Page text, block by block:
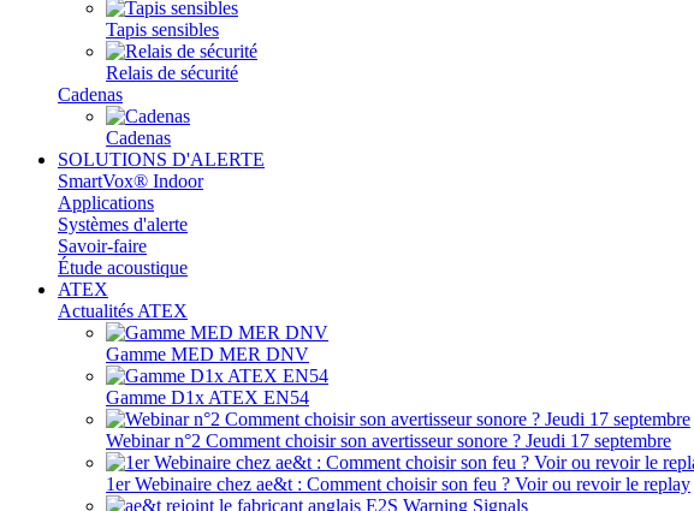
Tapis sensibles
Relais de sécurité
Cadenas
Cadenas
SOLUTIONS D'ALERTE
SmartVox® Indoor
Applications
Systèmes d'alerte
Savoir-faire
Étude acoustique
ATEX
Actualités ATEX
Gamme MED MER DNV
Gamme D1x ATEX EN54
Webinar n°2 Comment choisir son avertisseur sonore ? Jeudi 17 septembre
1er Webinaire chez ae&t : Comment choisir son feu ? Voir ou revoir le replay